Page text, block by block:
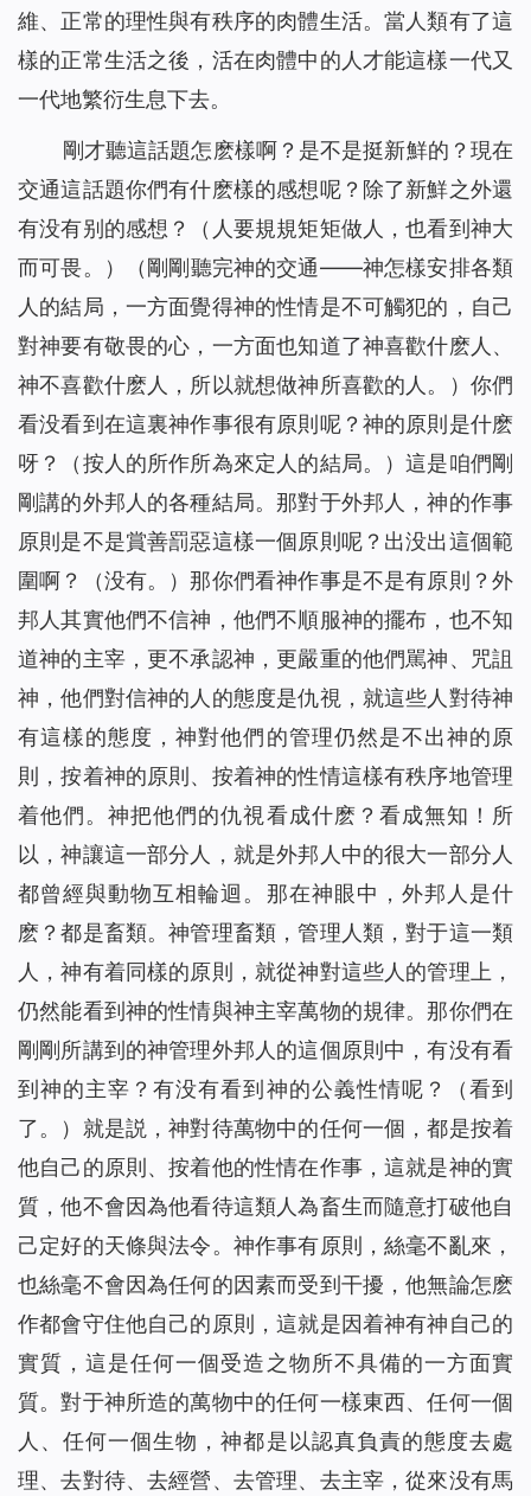
維、正常的理性與有秩序的肉體生活。當人類有了這
樣的正常生活之後，活在肉體中的人才能這樣一代又
一代地繁衍生息下去。
剛才聽這話題怎麽樣啊？是不是挺新鮮的？現在
交通這話題你們有什麽樣的感想呢？除了新鮮之外還
有没有别的感想？（人要規規矩矩做人，也看到神大
而可畏。）（剛剛聽完神的交通——神怎樣安排各類
人的結局，一方面覺得神的性情是不可觸犯的，自己
對神要有敬畏的心，一方面也知道了神喜歡什麽人、
神不喜歡什麽人，所以就想做神所喜歡的人。）你們
看没看到在這裏神作事很有原則呢？神的原則是什麽
呀？（按人的所作所為來定人的結局。）這是咱們剛
剛講的外邦人的各種結局。那對于外邦人，神的作事
原則是不是賞善罰惡這樣一個原則呢？出没出這個範
圍啊？（没有。）那你們看神作事是不是有原則？外
邦人其實他們不信神，他們不順服神的擺布，也不知
道神的主宰，更不承認神，更嚴重的他們駡神、咒詛
神，他們對信神的人的態度是仇視，就這些人對待神
有這樣的態度，神對他們的管理仍然是不出神的原
則，按着神的原則、按着神的性情這樣有秩序地管理
着他們。神把他們的仇視看成什麽？看成無知！所
以，神讓這一部分人，就是外邦人中的很大一部分人
都曾經與動物互相輪迴。那在神眼中，外邦人是什
麽？都是畜類。神管理畜類，管理人類，對于這一類
人，神有着同樣的原則，就從神對這些人的管理上，
仍然能看到神的性情與神主宰萬物的規律。那你們在
剛剛所講到的神管理外邦人的這個原則中，有没有看
到神的主宰？有没有看到神的公義性情呢？（看到
了。）就是説，神對待萬物中的任何一個，都是按着
他自己的原則、按着他的性情在作事，這就是神的實
質，他不會因為他看待這類人為畜生而隨意打破他自
己定好的天條與法令。神作事有原則，絲毫不亂來，
也絲毫不會因為任何的因素而受到干擾，他無論怎麽
作都會守住他自己的原則，這就是因着神有神自己的
實質，這是任何一個受造之物所不具備的一方面實
質。對于神所造的萬物中的任何一樣東西、任何一個
人、任何一個生物，神都是以認真負責的態度去處
理、去對待、去經營、去管理、去主宰，從來没有馬